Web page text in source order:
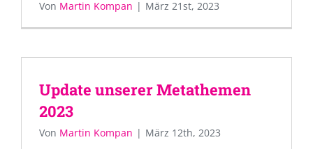
Von Martin Kompan | März 21st, 2023
Update unserer Metathemen
2023
Von Martin Kompan | März 12th, 2023